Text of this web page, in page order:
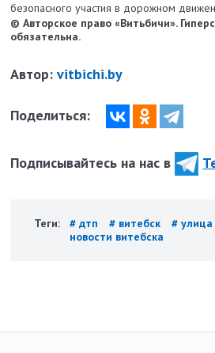
безопасного участия в дорожном
© Авторское право «Витьбичи».
обязательна.
Автор:vitbichi.by
Поделиться:
Подписывайтесь на нас в
Теги: # дтп # витебск # улица
новости витебска